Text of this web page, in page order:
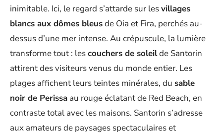
inimitable. Ici, le regard s’attarde sur lesvillages
blancs aux dômes bleusde Oia et Fira, perchés au-
dessus d’une mer intense. Au crépuscule, la lumière
transforme tout : lescouchers de soleilde Santorin
attirent des visiteurs venus du monde entier. Les
plages affichent leurs teintes minérales, du sable
noir de Perissa au rouge éclatant de Red Beach, en
contraste total avec les maisons. Santorin s’adresse
aux amateurs de paysages spectaculaires et